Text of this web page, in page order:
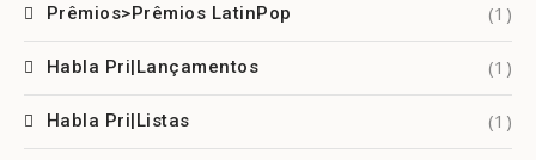
Prêmios>Prêmios LatinPop (1)
Habla Pri|Lançamentos (1)
Habla Pri|Listas (1)